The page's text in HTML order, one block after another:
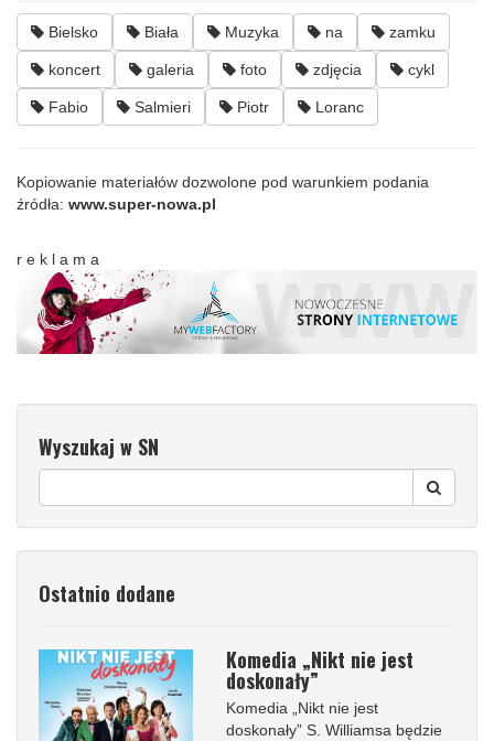
Bielsko Biała Muzyka na zamku
koncert galeria foto zdjęcia cykl
Fabio Salmieri Piotr Loranc
Kopiowanie materiałów dozwolone pod warunkiem podania
źródła: www.super-nowa.pl
r e k l a m a
Wyszukaj w SN
Ostatnio dodane
Komedia „Nikt nie jest
doskonały”
Komedia „Nikt nie jest
doskonały” S. Williamsa będzie